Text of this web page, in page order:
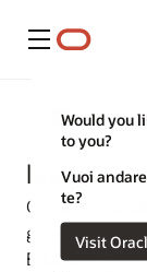
Menu
Would you
to you?
Vuoi
te?
Settori
Consenti a
generazione di
Education aiuta